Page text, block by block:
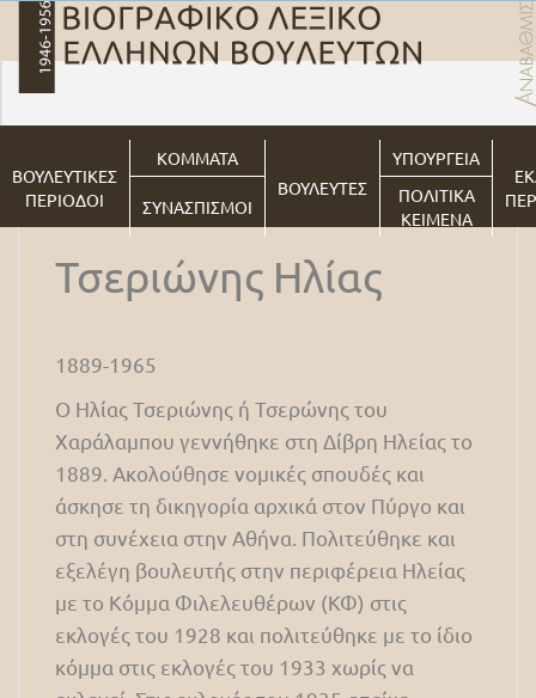
ΒΟΥΛΕΥΤΙΚΕΣ
ΠΕΡΙΟΔΟΙ
ΚΟΜΜΑΤΑ
ΒΟΥΛΕΥΤΕΣ
ΥΠΟΥΡΓΕΙΑ
ΣΥΝΑΣΠΙΣΜΟΙ
ΠΟΛΙΤΙΚΑ
ΚΕΙΜΕΝΑ
Τσεριώνης Ηλίας
1889-1965
Ο Ηλίας Τσεριώνης ή Τσερώνης του
Χαράλαμπου γεννήθηκε στη Δίβρη Ηλείας το
1889. Ακολούθησε νομικές σπουδές και
άσκησε τη δικηγορία αρχικά στον Πύργο και
στη συνέχεια στην Αθήνα. Πολιτεύθηκε και
εξελέγη βουλευτής στην περιφέρεια Ηλείας
με το Κόμμα Φιλελευθέρων (ΚΦ) στις
εκλογές του 1928 και πολιτεύθηκε με το ίδιο
κόμμα στις εκλογές του 1933 χωρίς να